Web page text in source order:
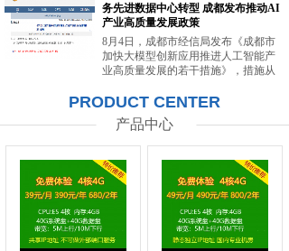
务先进数据中心转型 成都发布推动AI
产业高质量发展政策
8月4日，成都市经信局发布《成都市
加快大模型创新应用推进人工智能产
业高质量发展的若干措施》，措施从
力等方面提出20条举措。...
PRODUCT CENTER
产品中心